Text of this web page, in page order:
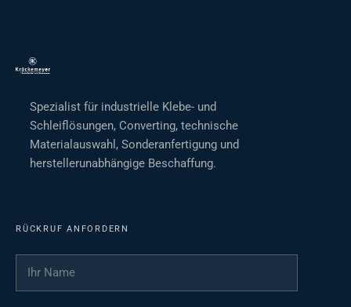
Spezialist für industrielle Klebe- und
Schleiflösungen, Converting, technische
Materialauswahl, Sonderanfertigung und
herstellerunabhängige Beschaffung.
RÜCKRUF ANFORDERN
Ihr Name